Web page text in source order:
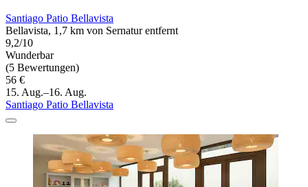
Santiago Patio Bellavista
Bellavista, 1,7 km von Sernatur entfernt
9,2/10
Wunderbar
(5 Bewertungen)
56 €
15. Aug.–16. Aug.
Santiago Patio Bellavista